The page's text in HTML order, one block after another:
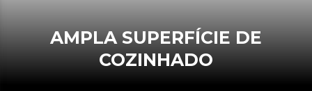
AMPLA SUPERFÍCIE DE
COZINHADO